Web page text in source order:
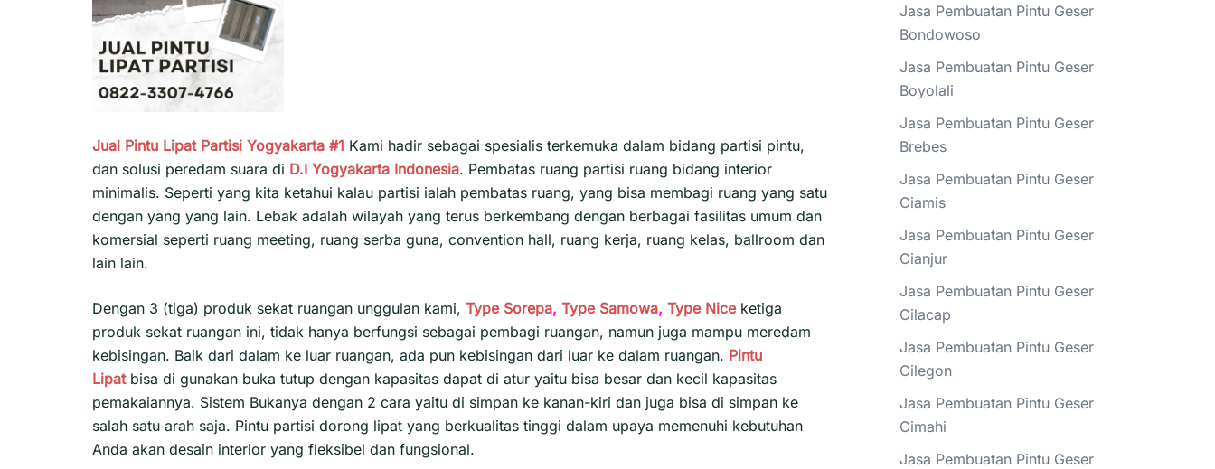
Jual Pintu Lipat Partisi Yogyakarta #1 Kami hadir sebagai spesialis terkemuka dalam bidang partisi pintu,
dan solusi peredam suara di D.I Yogyakarta Indonesia. Pembatas ruang partisi ruang bidang interior
minimalis. Seperti yang kita ketahui kalau partisi ialah pembatas ruang, yang bisa membagi ruang yang satu
dengan yang yang lain. Lebak adalah wilayah yang terus berkembang dengan berbagai fasilitas umum dan
komersial seperti ruang meeting, ruang serba guna, convention hall, ruang kerja, ruang kelas, ballroom dan
lain lain.
Dengan 3 (tiga) produk sekat ruangan unggulan kami, Type Sorepa, Type Samowa, Type Nice ketiga
produk sekat ruangan ini, tidak hanya berfungsi sebagai pembagi ruangan, namun juga mampu meredam
kebisingan. Baik dari dalam ke luar ruangan, ada pun kebisingan dari luar ke dalam ruangan. Pintu
Lipat bisa di gunakan buka tutup dengan kapasitas dapat di atur yaitu bisa besar dan kecil kapasitas
pemakaiannya. Sistem Bukanya dengan 2 cara yaitu di simpan ke kanan-kiri dan juga bisa di simpan ke
salah satu arah saja. Pintu partisi dorong lipat yang berkualitas tinggi dalam upaya memenuhi kebutuhan
Anda akan desain interior yang fleksibel dan fungsional.
Jasa Pembuatan Pintu Geser
Bondowoso
Jasa Pembuatan Pintu Geser
Boyolali
Jasa Pembuatan Pintu Geser
Brebes
Jasa Pembuatan Pintu Geser
Ciamis
Jasa Pembuatan Pintu Geser
Cianjur
Jasa Pembuatan Pintu Geser
Cilacap
Jasa Pembuatan Pintu Geser
Cilegon
Jasa Pembuatan Pintu Geser
Cimahi
Jasa Pembuatan Pintu Geser